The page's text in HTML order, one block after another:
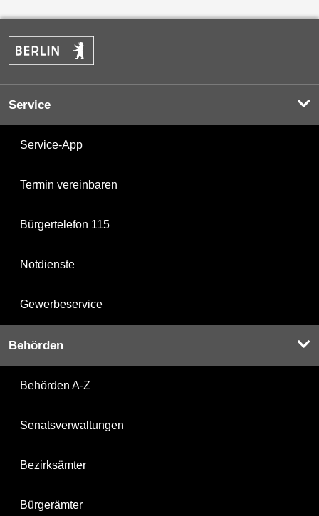
Service
Service-App
Termin vereinbaren
Bürgertelefon 115
Notdienste
Gewerbeservice
Behörden
Behörden A-Z
Senatsverwaltungen
Bezirksämter
Bürgerämter